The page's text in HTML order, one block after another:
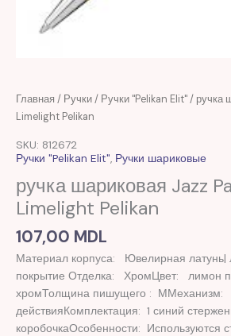
Главная / Ручки/ Ручки "Pelikan Elit"/ ручка
Limelight Pelikan
SKU: 812672
Ручки "Pelikan Elit", Ручки шариковые
ручка шариковая Jazz
Limelight Pelikan
107,00 MDL
Материал корпуса: Ювелирная латунь|
покрытие Отделка: ХромЦвет: лимон
хромТолщина пишущего : ММеханизм:
действияКомплектация: 1 синий
коробочкаОсобенности: Используются